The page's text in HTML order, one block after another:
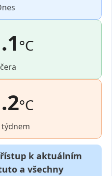
°C
°C
týdnem
k aktuálním
a všechny